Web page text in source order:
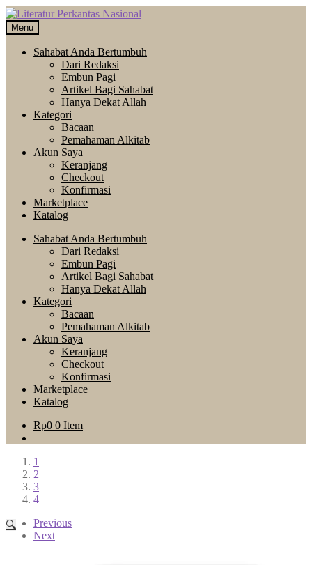
Skip
to
navigation
Langsung
ke
isi
Menu
Sahabat Anda Bertumbuh
Dari Redaksi
Embun Pagi
Artikel Bagi Sahabat
Hanya Dekat Allah
Kategori
Bacaan
Pemahaman Alkitab
Akun Saya
Keranjang
Checkout
Konfirmasi
Marketplace
Katalog
Sahabat Anda Bertumbuh
Dari Redaksi
Embun Pagi
Artikel Bagi Sahabat
Hanya Dekat Allah
Kategori
Bacaan
Pemahaman Alkitab
Akun Saya
Keranjang
Checkout
Konfirmasi
Marketplace
Katalog
Rp0 0 Item
1
2
3
4
Previous
Next
🔍